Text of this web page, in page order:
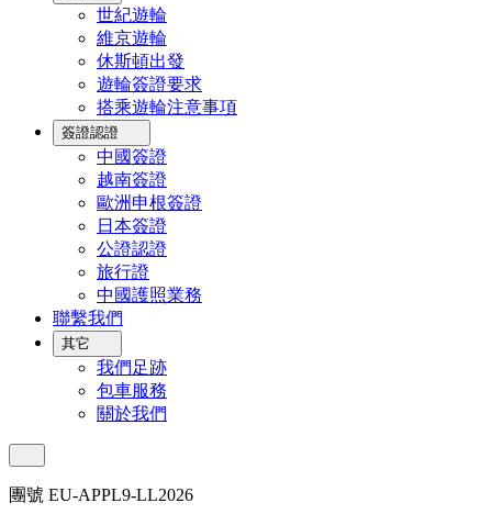
世紀遊輪
維京遊輪
休斯頓出發
遊輪簽證要求
搭乘遊輪注意事項
簽證認證
中國簽證
越南簽證
歐洲申根簽證
日本簽證
公證認證
旅行證
中國護照業務
聯繫我們
其它
我們足跡
包車服務
關於我們
團號 EU-APPL9-LL2026